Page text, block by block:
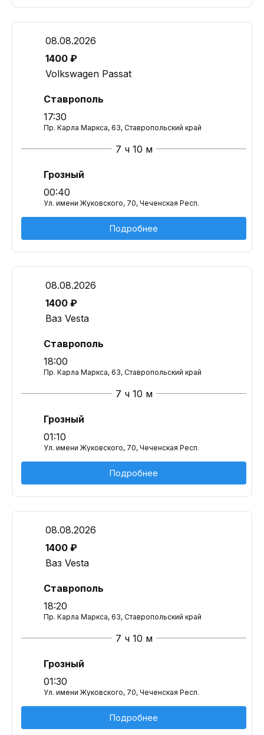
08.08.2026
1400 ₽
Volkswagen Passat
Ставрополь
17:30
Пр. Карла Маркса, 63, Ставропольский край
7 ч 10 м
Грозный
00:40
Ул. имени Жуковского, 70, Чеченская Респ.
Подробнее
08.08.2026
1400 ₽
Ваз Vesta
Ставрополь
18:00
Пр. Карла Маркса, 63, Ставропольский край
7 ч 10 м
Грозный
01:10
Ул. имени Жуковского, 70, Чеченская Респ.
Подробнее
08.08.2026
1400 ₽
Ваз Vesta
Ставрополь
18:20
Пр. Карла Маркса, 63, Ставропольский край
7 ч 10 м
Грозный
01:30
Ул. имени Жуковского, 70, Чеченская Респ.
Подробнее